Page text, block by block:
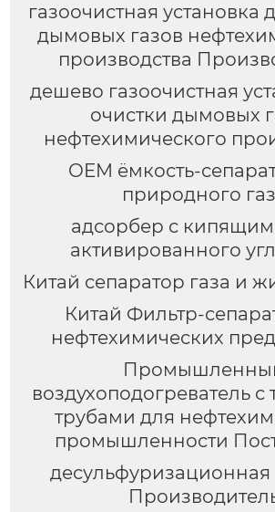
газоочистная установка
дымовых газов
производства
дешево газоочистная
очистки дымовых
нефтехимического
OEM ёмкость-
природного
адсорбер с
активированного
Китай сепаратор газа и
Китай Фильтр-
нефтехимических
воздухоподогреватель
трубами для
промышленности